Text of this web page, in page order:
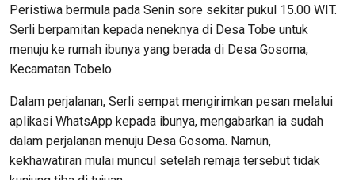
Peristiwa bermula pada Senin sore sekitar pukul 15.00 WIT.
Serli berpamitan kepada neneknya di Desa Tobe untuk
menuju ke rumah ibunya yang berada di Desa Gosoma,
Kecamatan Tobelo.
Dalam perjalanan, Serli sempat mengirimkan pesan melalui
aplikasi WhatsApp kepada ibunya, mengabarkan ia sudah
dalam perjalanan menuju Desa Gosoma. Namun,
kekhawatiran mulai muncul setelah remaja tersebut tidak